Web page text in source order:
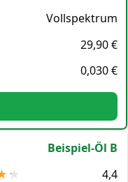
Vollspektrum
29,90 €
0,030 €
Beispiel-Öl B
4,4